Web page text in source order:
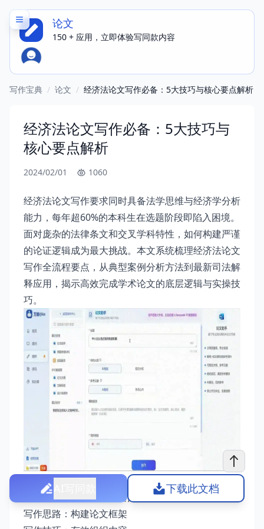
论文
150 + 应用，立即体验写同款内容
写作宝典 / 论文 / 经济法论文写作必备：5大技巧与核心要点解析
经济法论文写作必备：5大技巧与
核心要点解析
2024/02/01 1060
经济法论文写作要求同时具备法学思维与经济学分析
能力，每年超60%的本科生在选题阶段即陷入困境。
面对庞杂的法律条文和交叉学科特性，如何构建严谨
的论证逻辑成为最大挑战。本文系统梳理经济法论文
写作全流程要点，从典型案例分析方法到最新司法解
释应用，揭示高效完成学术论文的底层逻辑与实操技
巧。
经济法论文写作技巧与要点
写作思路：构建论文框架
下载此文档